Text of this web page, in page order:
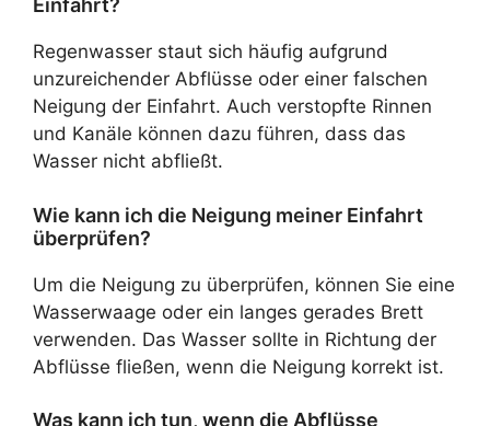
Einfahrt?
Regenwasser staut sich häufig aufgrund
unzureichender Abflüsse oder einer falschen
Neigung der Einfahrt. Auch verstopfte Rinnen
und Kanäle können dazu führen, dass das
Wasser nicht abfließt.
Wie kann ich die Neigung meiner Einfahrt
überprüfen?
Um die Neigung zu überprüfen, können Sie eine
Wasserwaage oder ein langes gerades Brett
verwenden. Das Wasser sollte in Richtung der
Abflüsse fließen, wenn die Neigung korrekt ist.
Was kann ich tun, wenn die Abflüsse